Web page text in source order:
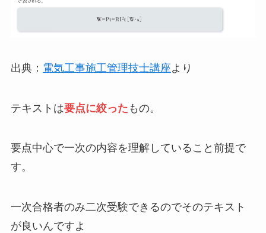
出典： 電気工事施工管理技士講座より
テキストは要点に絞った もの。
要点中心で一次の内容を理解していること前提で
す。
一次合格者のみ二次受験できるのでそのテキスト
が良いんですよ